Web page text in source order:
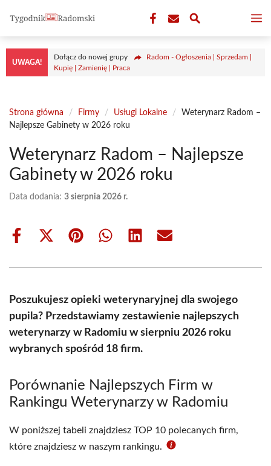
treści
UWAGA!
Dołącz do nowej grupy
Radom - Ogłoszenia | Sprzedam |
Kupię | Zamienię | Praca
Strona główna / Firmy / Usługi Lokalne /
Weterynarz Radom –
Najlepsze Gabinety w 2026 roku
Weterynarz Radom – Najlepsze
Gabinety w 2026 roku
Data dodania: 3 sierpnia 2026 r.
Share
Share
(Twitter)
Share Share Share Share
Poszukujesz opieki weterynaryjnej dla swojego
pupila? Przedstawiamy zestawienie najlepszych
weterynarzy w Radomiu w sierpniu 2026 roku
wybranych spośród 18 firm.
Porównanie Najlepszych Firm w
Rankingu Weterynarzy w Radomiu
W poniższej tabeli znajdziesz TOP 10 polecanych firm,
które znajdziesz w naszym rankingu.